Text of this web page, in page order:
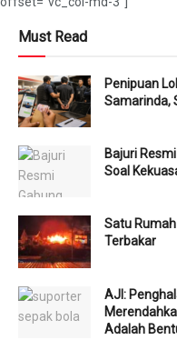
Must Read
Penipuan
Samarinda,
Bajuri
Soal
Satu
Terbakar
AJI:
Adalah